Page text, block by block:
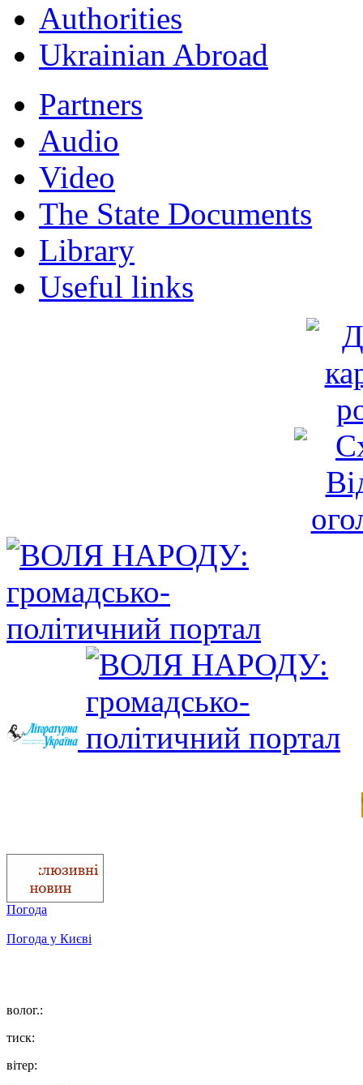
Authorities
Ukrainian Abroad
Partners
Audio
Video
The State Documents
Library
Useful links
Погода
Погода у Києві
волог.:
тиск:
вітер: